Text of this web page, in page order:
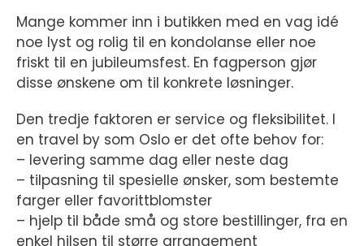
Mange kommer inn i butikken med en vag idé
noe lyst og rolig til en kondolanse eller noe
friskt til en jubileumsfest. En fagperson gjør
disse ønskene om til konkrete løsninger.
Den tredje faktoren er service og fleksibilitet. I
en travel by som Oslo er det ofte behov for:
– levering samme dag eller neste dag
– tilpasning til spesielle ønsker, som bestemte
farger eller favorittblomster
– hjelp til både små og store bestillinger, fra en
enkel hilsen til større arrangement